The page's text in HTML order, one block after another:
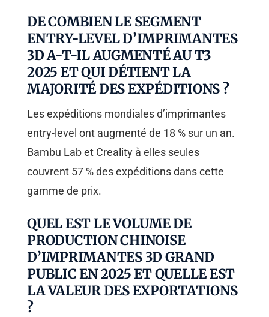
DE COMBIEN LE SEGMENT
ENTRY-LEVEL D’IMPRIMANTES
3D A-T-IL AUGMENTÉ AU T3
2025 ET QUI DÉTIENT LA
MAJORITÉ DES EXPÉDITIONS ?
Les expéditions mondiales d’imprimantes
entry-level ont augmenté de 18 % sur un an.
Bambu Lab et Creality à elles seules
couvrent 57 % des expéditions dans cette
gamme de prix.
QUEL EST LE VOLUME DE
PRODUCTION CHINOISE
D’IMPRIMANTES 3D GRAND
PUBLIC EN 2025 ET QUELLE EST
LA VALEUR DES EXPORTATIONS
?